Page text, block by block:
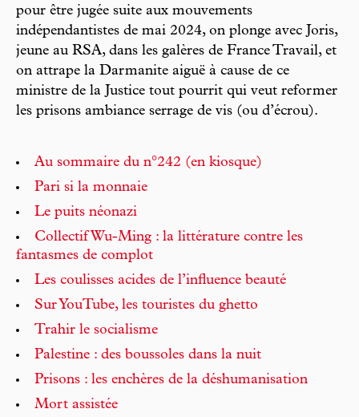
pour être jugée suite aux mouvements
indépendantistes de mai 2024, on plonge avec Joris,
jeune au RSA, dans les galères de France Travail, et
on attrape la Darmanite aiguë à cause de ce
ministre de la Justice tout pourrit qui veut reformer
les prisons ambiance serrage de vis (ou d’écrou).
Au sommaire du n°242 (en kiosque)
Pari si la monnaie
Le puits néonazi
Collectif Wu-Ming : la littérature contre les
fantasmes de complot
Les coulisses acides de l’influence beauté
Sur YouTube, les touristes du ghetto
Trahir le socialisme
Palestine : des boussoles dans la nuit
Prisons : les enchères de la déshumanisation
Mort assistée